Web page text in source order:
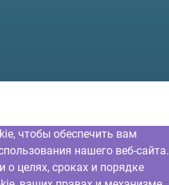
чтобы обеспечить вам
нашего веб-сайта.
целях, сроках и порядке